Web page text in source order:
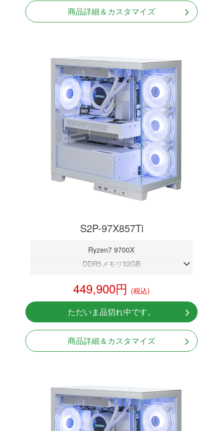
商品詳細＆カスタマイズ
S2P-97X857Ti
Ryzen7 9700X
DDR5メモリ32GB
NVMeSSD 1TB
無線LAN Bluetooth対応
Windows11 Home 64bit
449,900円 (税込)
ただいま品切れ中です。
商品詳細＆カスタマイズ